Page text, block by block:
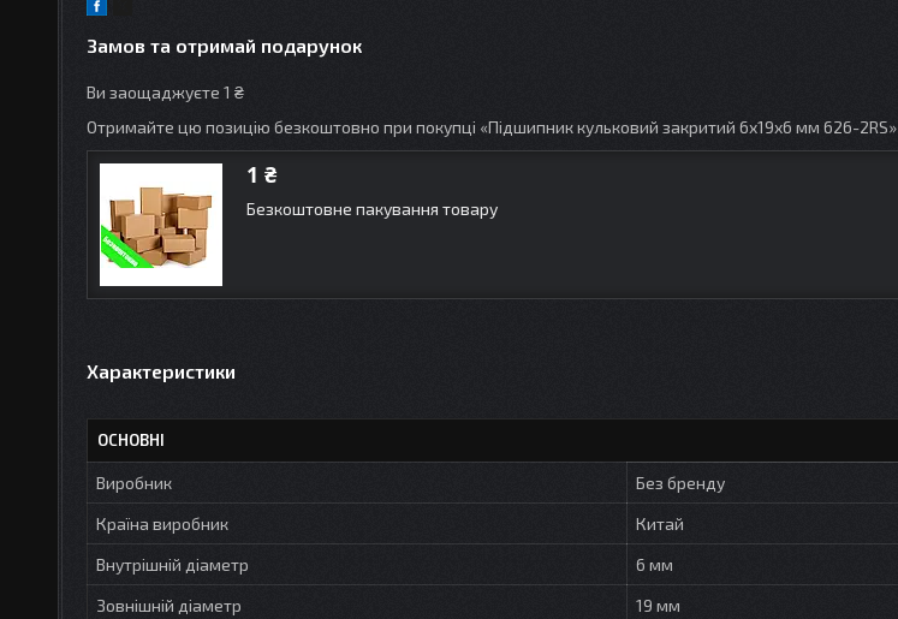
Замов та отримай подарунок
Ви заощаджуєте 1 ₴
Отримайте цю позицію безкоштовно при покупці «Підшипник кульковий закритий 6х19х6 мм 626-2RS»
1 ₴
Безкоштовне пакування товару
Характеристики
ОСНОВНІ
Виробник
Без бренду
Країна виробник
Китай
Внутрішній діаметр
6 мм
Зовнішній діаметр
19 мм